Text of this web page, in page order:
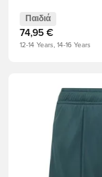
Παιδιά
74,95 €
12-14 Years, 14-16 Years
εγγραφείτε ως μέλος
Ανοίγει ένα